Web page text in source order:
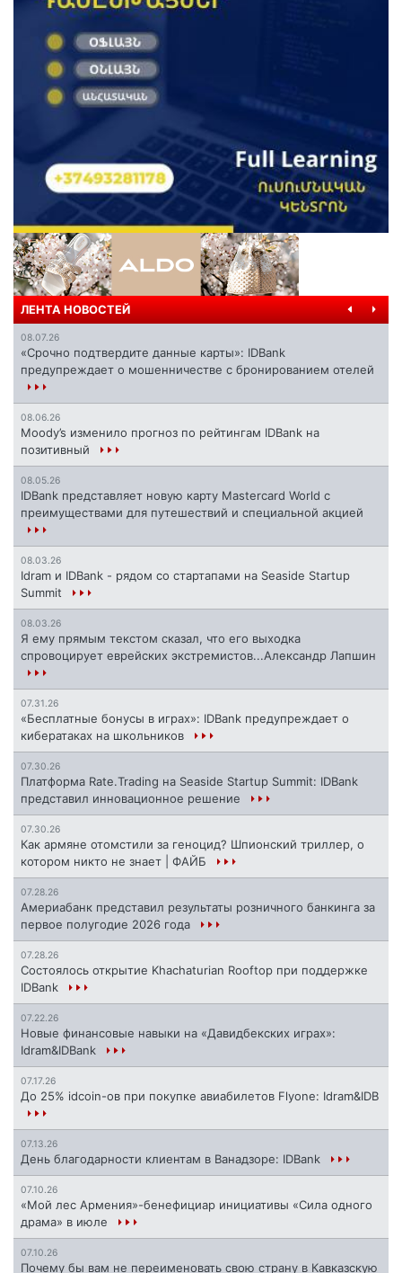
ЛЕНТА НОВОСТЕЙ
08.07.26
«Срочно подтвердите данные карты»: IDBank
предупреждает о мошенничестве с бронированием отелей
08.06.26
Moody’s изменило прогноз по рейтингам IDBank на
позитивный
08.05.26
IDBank представляет новую карту Mastercard World с
преимуществами для путешествий и специальной акцией
08.03.26
Idram и IDBank - рядом со стартапами на Seaside Startup
Summit
08.03.26
Я ему прямым текстом сказал, что его выходка
спровоцирует еврейских экстремистов...Александр Лапшин
07.31.26
«Бесплатные бонусы в играх»: IDBank предупреждает о
кибератаках на школьников
07.30.26
Платформа Rate.Trading на Seaside Startup Summit: IDBank
представил инновационное решение
07.30.26
Как армяне отомстили за геноцид? Шпионский триллер, о
котором никто не знает | ФАЙБ
07.28.26
Америабанк представил результаты розничного банкинга за
первое полугодие 2026 года
07.28.26
Состоялось открытие Khachaturian Rooftop при поддержке
IDBank
07.22.26
Новые финансовые навыки на «Давидбекских играх»:
Idram&IDBank
07.17.26
До 25% idcoin-ов при покупке авиабилетов Flyone: Idram&IDB
07.13.26
День благодарности клиентам в Ванадзоре: IDBank
07.10.26
«Мой лес Армения»-бенефициар инициативы «Сила одного
драма» в июле
07.10.26
Почему бы вам не переименовать свою страну в Кавказскую